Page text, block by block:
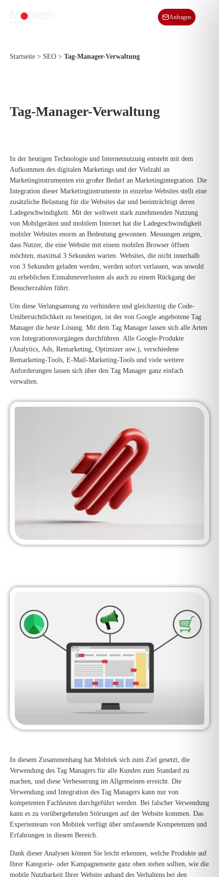
Anfragen
Startseite > SEO > Tag-Manager-Verwaltung
Tag-Manager-Verwaltung
In der heutigen Technologie und Internetnutzung entsteht mit dem
Aufkommen des digitalen Marketings und der Vielzahl an
Marketinginstrumenten ein großer Bedarf an Marketingintegration. Die
Integration dieser Marketinginstrumente in einzelne Websites stellt eine
zusätzliche Belastung für die Websites dar und beeinträchtigt deren
Ladegeschwindigkeit. Mit der weltweit stark zunehmenden Nutzung
von Mobilgeräten und mobilem Internet hat die Ladegeschwindigkeit
mobiler Websites enorm an Bedeutung gewonnen. Messungen zeigen,
dass Nutzer, die eine Website mit einem mobilen Browser öffnen
möchten, maximal 3 Sekunden warten. Websites, die nicht innerhalb
von 3 Sekunden geladen werden, werden sofort verlassen, was sowohl
zu erheblichen Einnahmeverlusten als auch zu einem Rückgang der
Besucherzahlen führt.
Um diese Verlangsamung zu verhindern und gleichzeitig die Code-
Unübersichtlichkeit zu beseitigen, ist der von Google angebotene Tag
Manager die beste Lösung. Mit dem Tag Manager lassen sich alle Arten
von Integrationsvorgängen durchführen. Alle Google-Produkte
(Analytics, Ads, Remarketing, Optimizer usw.), verschiedene
Remarketing-Tools, E-Mail-Marketing-Tools und viele weitere
Anforderungen lassen sich über den Tag Manager ganz einfach
verwalten.
In diesem Zusammenhang hat Mobitek sich zum Ziel gesetzt, die
Verwendung des Tag Managers für alle Kunden zum Standard zu
machen, und diese Verbesserung im Allgemeinen erreicht. Die
Verwendung und Integration des Tag Managers kann nur von
kompetenten Fachleuten durchgeführt werden. Bei falscher Verwendung
kann es zu vorübergehenden Störungen auf der Website kommen. Das
Expertenteam von Mobitek verfügt über umfassende Kompetenzen und
Erfahrungen in diesem Bereich.
Dank dieser Analysen können Sie leicht erkennen, welche Produkte auf
Ihrer Kategorie- oder Kampagnenseite ganz oben stehen sollten, wie die
mobile Nutzbarkeit Ihrer Website anhand des Verhaltens bei den